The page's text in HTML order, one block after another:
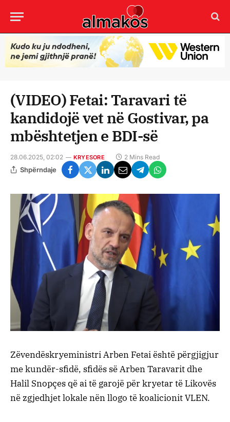
(VIDEO) Fetai: Taravari të
kandidojë vet në Gostivar, pa
mbështetjen e BDI-së
28.06.2025, 02:02 KRYESORE 2 Mins Read
Shpërndaje
Zëvendëskryeministri Arben Fetai është përgjigjur
me kundër-sfidë, sfidës së Arben Taravarit dhe
Halil Snopçes që ai të garojë për kryetar të Likovës
në zgjedhjet lokale nën llogo të koalicionit VLEN.